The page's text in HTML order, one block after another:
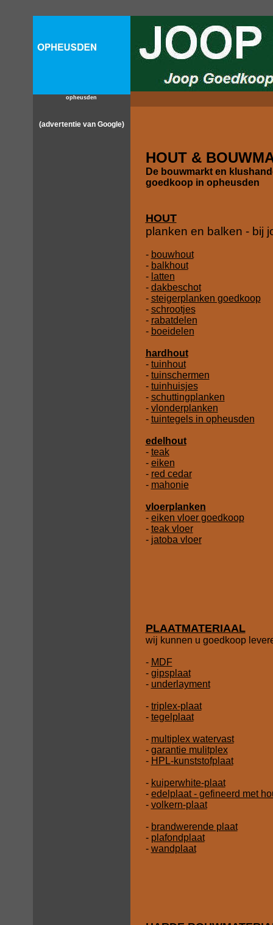
opheusden
(advertentie van Google)
HOUT &
De bouwmarkt en
goedkoop in opheusden
HOUT
planken en balken - bij
- bouwhout
- balkhout
- latten
- dakbeschot
- steigerplanken goedkoop
- schrootjes
- rabatdelen
- boeidelen
hardhout
- tuinhout
- tuinschermen
- tuinhuisjes
- schuttingplanken
- vlonderplanken
- tuintegels in opheusden
edelhout
- teak
- eiken
- red cedar
- mahonie
vloerplanken
- eiken vloer goedkoop
- teak vloer
- jatoba vloer
PLAATMATERIAAL
wij kunnen u goedkoop
- MDF
- gipsplaat
- underlayment
- triplex-plaat
- tegelplaat
- multiplex watervast
- garantie mulitplex
- HPL-kunststofplaat
- kuiperwhite-plaat
- edelplaat - gefineerd met
- volkern-plaat
- brandwerende plaat
- plafondplaat
- wandplaat